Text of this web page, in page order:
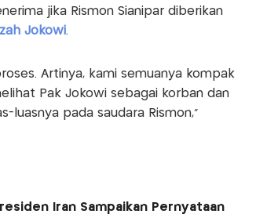
jika Rismon Sianipar diberikan
Jokowi.
Artinya, kami semuanya kompak
Pak Jokowi sebagai korban dan
luasnya pada saudara Rismon,"
Iran Sampaikan Pernyataan